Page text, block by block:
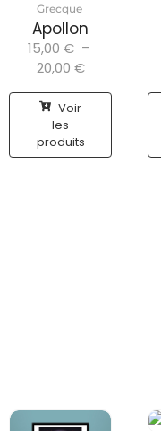
Grecque
Apollon
15,00 € –
20,00 €
Voir
les
produits